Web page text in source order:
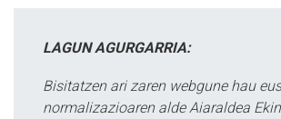
LAGUN AGURGARRIA:
Bisitatzen ari zaren webgune hau
normalizazioaren alde Aiaraldea